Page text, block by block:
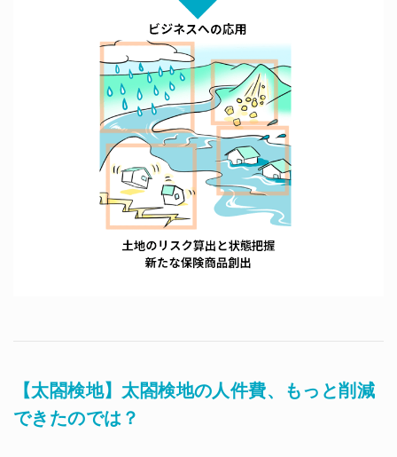
【太閤検地】太閤検地の人件費、もっと削減
できたのでは？